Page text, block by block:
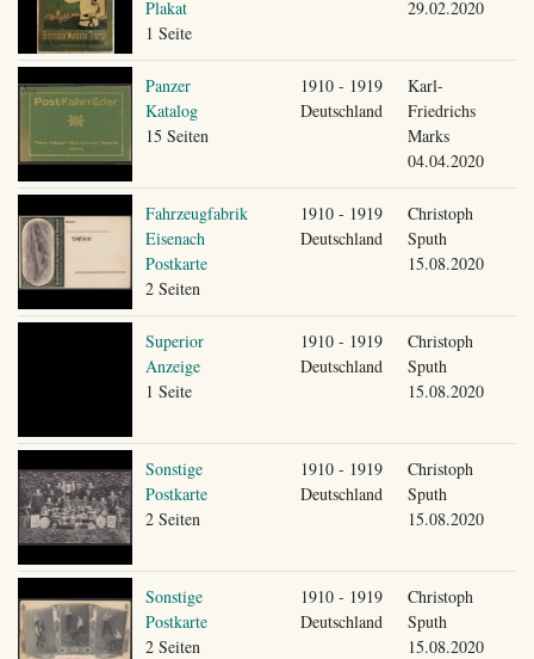
Plakat
1 Seite
29.02.2020
Panzer
Katalog
15 Seiten
1910 - 1919
Deutschland
Karl-
Friedrichs
Marks
04.04.2020
Fahrzeugfabrik
Eisenach
Postkarte
2 Seiten
1910 - 1919
Deutschland
Christoph
Sputh
15.08.2020
Superior
Anzeige
1 Seite
1910 - 1919
Deutschland
Christoph
Sputh
15.08.2020
Sonstige
Postkarte
2 Seiten
1910 - 1919
Deutschland
Christoph
Sputh
15.08.2020
Sonstige
Postkarte
2 Seiten
1910 - 1919
Deutschland
Christoph
Sputh
15.08.2020